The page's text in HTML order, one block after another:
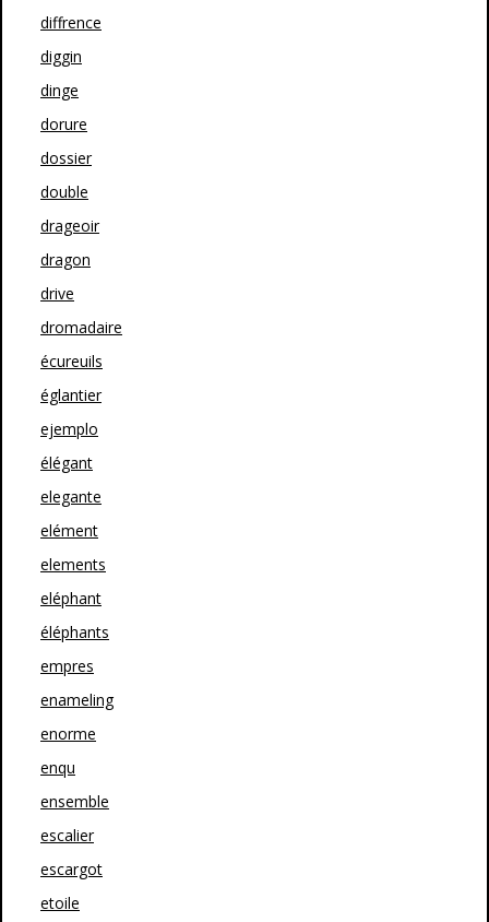
diffrence
diggin
dinge
dorure
dossier
double
drageoir
dragon
drive
dromadaire
écureuils
églantier
ejemplo
élégant
elegante
elément
elements
eléphant
éléphants
empres
enameling
enorme
enqu
ensemble
escalier
escargot
etoile